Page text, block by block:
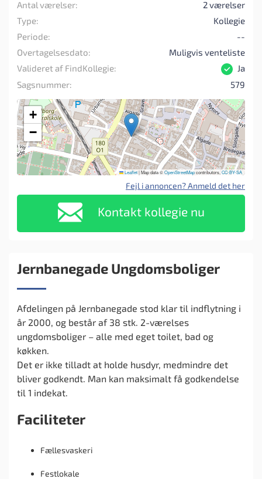
Antal værelser:
2 værelser
Type:
Kollegie
Periode:
--
Overtagelsesdato:
Muligvis venteliste
Valideret af FindKollegie:
Ja
Sagsnummer:
579
+
−
Leaflet|Map data ©OpenStreetMapcontributors,CC-BY-SA
Fejl i annoncen? Anmeld det her
Kontakt kollegie nu
Jernbanegade Ungdomsboliger
Afdelingen på Jernbanegade stod klar til indflytning i
år 2000, og består af 38 stk. 2-værelses
ungdomsboliger – alle med eget toilet, bad og
køkken.
Det er ikke tilladt at holde husdyr, medmindre det
bliver godkendt. Man kan maksimalt få godkendelse
til 1 indekat.
Faciliteter
Fællesvaskeri
Festlokale